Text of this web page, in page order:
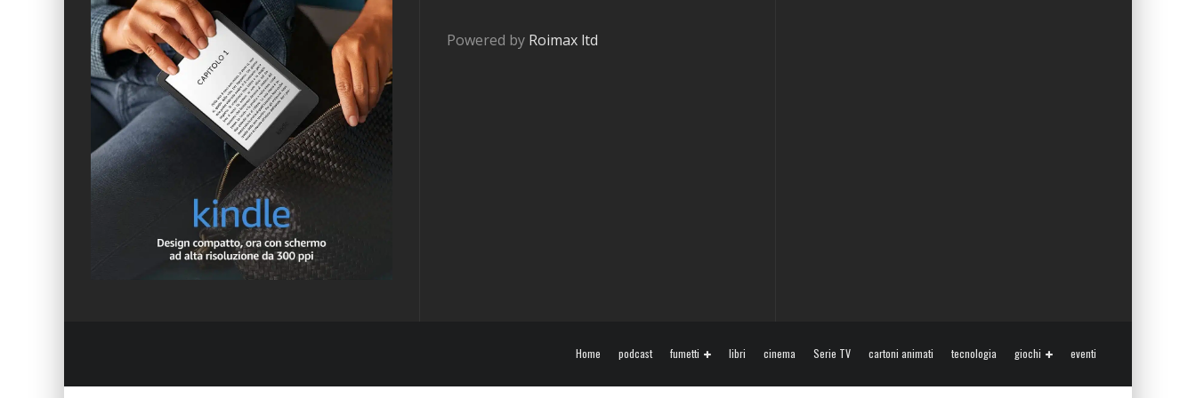
Powered by Roimax ltd
Home podcast fumetti libri cinema Serie TV cartoni animati tecnologia giochi eventi